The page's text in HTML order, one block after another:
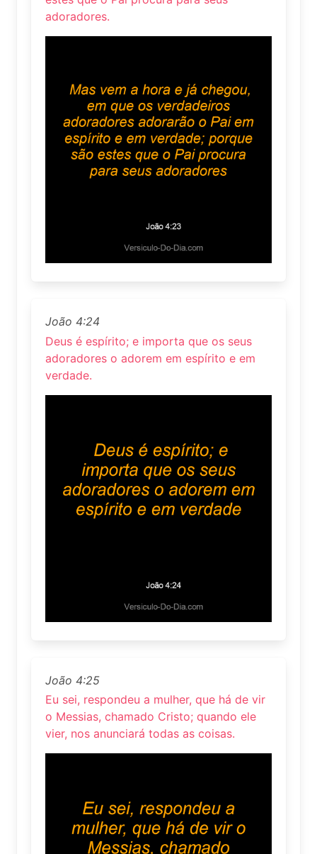
adoradores.
João 4:24
Deus é espírito; e importa que os seus
adoradores o adorem em espírito e em
verdade.
João 4:25
Eu sei, respondeu a mulher, que há de vir
o Messias, chamado Cristo; quando ele
vier, nos anunciará todas as coisas.